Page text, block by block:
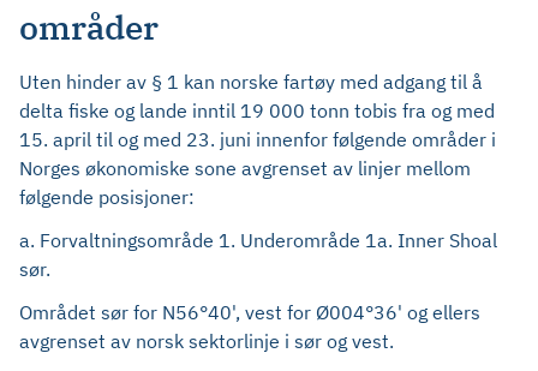
områder
Uten hinder av § 1 kan norske fartøy med adgang til å
delta fiske og lande inntil 19 000 tonn tobis fra og med
15. april til og med 23. juni innenfor følgende områder i
Norges økonomiske sone avgrenset av linjer mellom
følgende posisjoner:
a. Forvaltningsområde 1. Underområde 1a. Inner Shoal
sør.
Området sør for N56°40', vest for Ø004°36' og ellers
avgrenset av norsk sektorlinje i sør og vest.